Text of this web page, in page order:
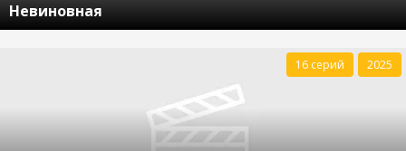
Невиновная
16 серий 2025